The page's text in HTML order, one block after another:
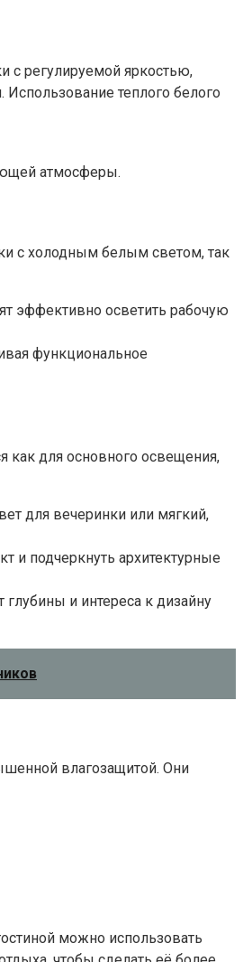
с регулируемой яркостью,
теплого белого
атмосферы.
с холодным белым светом, так
эффективно осветить рабочую
функциональное
как для основного освещения,
для вечеринки или мягкий,
и подчеркнуть архитектурные
и интереса к дизайну
влагозащитой. Они
можно использовать